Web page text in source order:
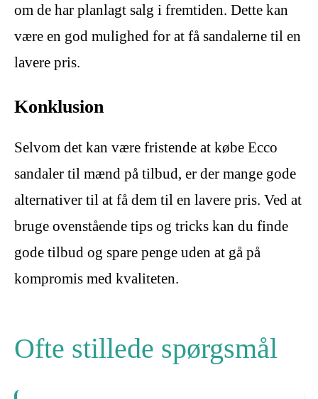
om de har planlagt salg i fremtiden. Dette kan
være en god mulighed for at få sandalerne til en
lavere pris.
Konklusion
Selvom det kan være fristende at købe Ecco
sandaler til mænd på tilbud, er der mange gode
alternativer til at få dem til en lavere pris. Ved at
bruge ovenstående tips og tricks kan du finde
gode tilbud og spare penge uden at gå på
kompromis med kvaliteten.
Ofte stillede spørgsmål